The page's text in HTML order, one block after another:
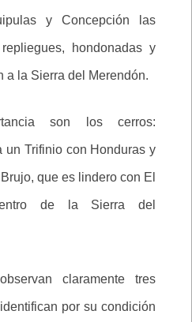
y Concepción las
hondonadas y
a la Sierra del Merendón.
son los cerros:
un Trifinio con Honduras y
que es lindero con El
de la Sierra del
claramente tres
por su condición